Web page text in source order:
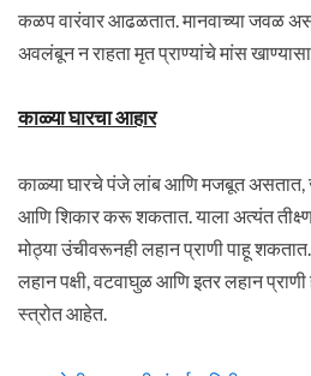
कळप वारंवार आढळतात. मानवाच्या जवळ
अवलंबून न राहता मृत प्राण्यांचे मांस
काळ्या घारचा आहार
काळ्या घारचे पंजे लांब आणि मजबूत
आणि शिकार करू शकतात. याला अत्यंत
मोठ्या उंचीवरूनही लहान प्राणी पाहू
लहान पक्षी, वटवाघुळ आणि इतर लहान
स्त्रोत आहेत.